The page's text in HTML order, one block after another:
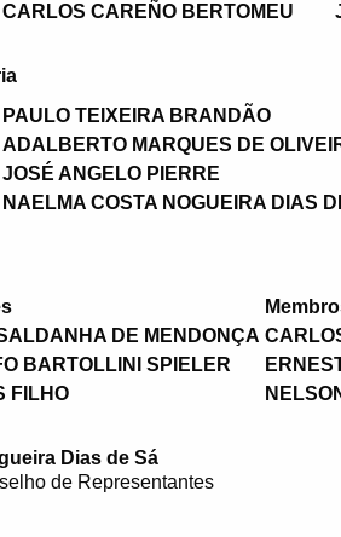
CARLOS CAREÑO BERTOMEU
PAULO TEIXEIRA BRANDÃO
ADALBERTO MARQUES DE
JOSÉ ANGELO PIERRE
NAELMA COSTA NOGUEIRA DIAS
DE MENDONÇA
BARTOLLINI SPIELER
FILHO
Dias de Sá
de Representantes